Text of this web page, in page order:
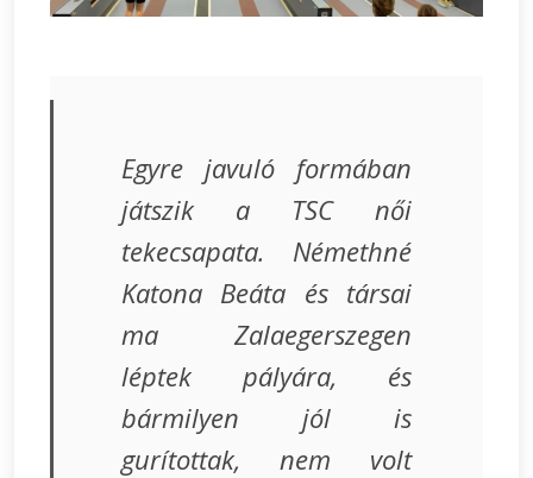
Egyre javuló formában
játszik a TSC női
tekecsapata. Némethné
Katona Beáta és társai
ma Zalaegerszegen
léptek pályára, és
bármilyen jól is
gurítottak, nem volt